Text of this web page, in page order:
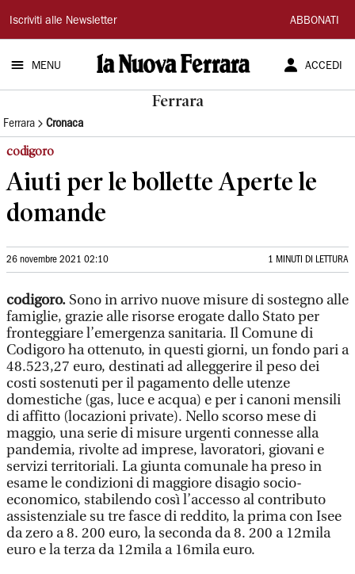
La
Nuova
Ferrara
Iscriviti alle Newsletter ABBONATI
MENU ACCEDI
Ferrara
Ferrara Cronaca
codigoro
Aiuti per le bollette Aperte le
domande
26 novembre 2021 02:10 1 MINUTI DI LETTURA
codigoro. Sono in arrivo nuove misure di sostegno alle
famiglie, grazie alle risorse erogate dallo Stato per
fronteggiare l’emergenza sanitaria. Il Comune di
Codigoro ha ottenuto, in questi giorni, un fondo pari a
48.523,27 euro, destinati ad alleggerire il peso dei
costi sostenuti per il pagamento delle utenze
domestiche (gas, luce e acqua) e per i canoni mensili
di affitto (locazioni private). Nello scorso mese di
maggio, una serie di misure urgenti connesse alla
pandemia, rivolte ad imprese, lavoratori, giovani e
servizi territoriali. La giunta comunale ha preso in
esame le condizioni di maggiore disagio socio-
economico, stabilendo così l’accesso al contributo
assistenziale su tre fasce di reddito, la prima con Isee
da zero a 8. 200 euro, la seconda da 8. 200 a 12mila
euro e la terza da 12mila a 16mila euro.